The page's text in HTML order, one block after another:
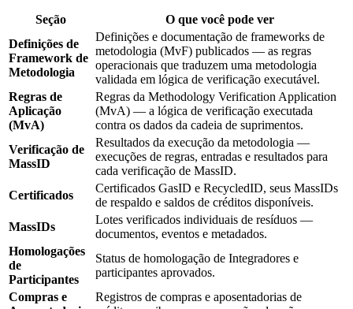
Seção
O que você pode ver
Definições de
Framework de
Metodologia
Definições e documentação de frameworks de
metodologia (MvF) publicados — as regras
operacionais que traduzem uma metodologia
validada em lógica de verificação executável.
Regras de
Aplicação
(MvA)
Regras da Methodology Verification Application
(MvA) — a lógica de verificação executada
contra os dados da cadeia de suprimentos.
Verificação de
MassID
Resultados da execução da metodologia —
execuções de regras, entradas e resultados para
cada verificação de MassID.
Certificados
Certificados GasID e RecycledID, seus MassIDs
de respaldo e saldos de créditos disponíveis.
MassIDs
Lotes verificados individuais de resíduos —
documentos, eventos e metadados.
Homologações
de
Participantes
Status de homologação de Integradores e
participantes aprovados.
Compras e
Registros de compras e aposentadorias de